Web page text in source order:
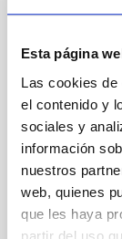
Esta página
Las cookies
el contenido y
sociales y
información
nuestros
web, quienes
que les haya
partir del uso
la llegada
divulgación,
entonces
aterriza
Astronomy
marco de
IAC. El
(Calle